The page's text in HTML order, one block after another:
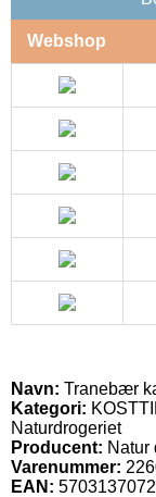
Webshop
Navn: Tranebær
Kategori:
Naturdrogeriet
Producent: Natur
Varenummer:
EAN: